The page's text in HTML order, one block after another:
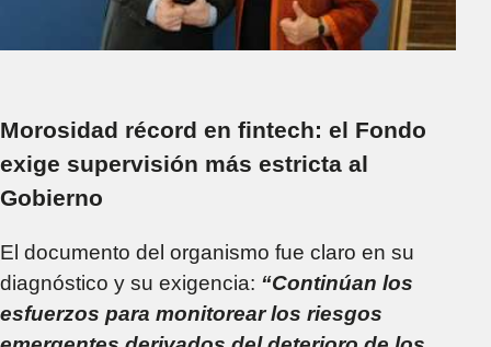
Morosidad récord en fintech: el Fondo
exige supervisión más estricta al
Gobierno
El documento del organismo fue claro en su
diagnóstico y su exigencia: “Continúan los
esfuerzos para monitorear los riesgos